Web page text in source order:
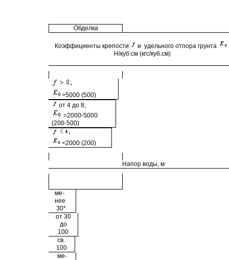
Обделка
Коэффициенты крепости и удельного отпора грунта
Н/куб.см (кгс/куб.см)
>5000 (500)
от 4 до 8;
=2000-5000
(200-500)
<2000 (200)
Напор воды, м
ме-
нее
30*
от 30
до
100
св.
100
ме-